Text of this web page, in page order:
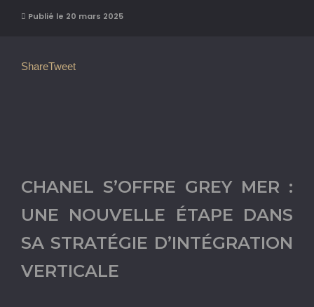
Publié le 20 mars 2025
ShareTweet
CHANEL S’OFFRE GREY MER :
UNE NOUVELLE ÉTAPE DANS
SA STRATÉGIE D’INTÉGRATION
VERTICALE